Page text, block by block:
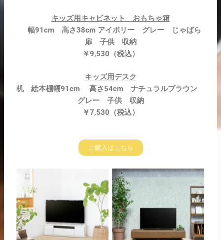
キッズ用キャビネット おもちゃ箱
幅91cm 高さ38cm アイボリー グレー じゃばら
扉 子供 収納
￥9,530（税込）
キッズ用デスク
机 絵本棚幅91cm 高さ54cm ナチュラルブラウン
グレー 子供 収納
￥7,530（税込）
ご購入はこちら